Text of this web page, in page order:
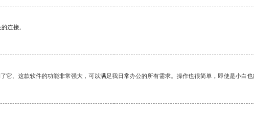
连接。
它。这款软件的功能非常强大，可以满足我日常办公的所有需求。操作也很简单，即使是小白也